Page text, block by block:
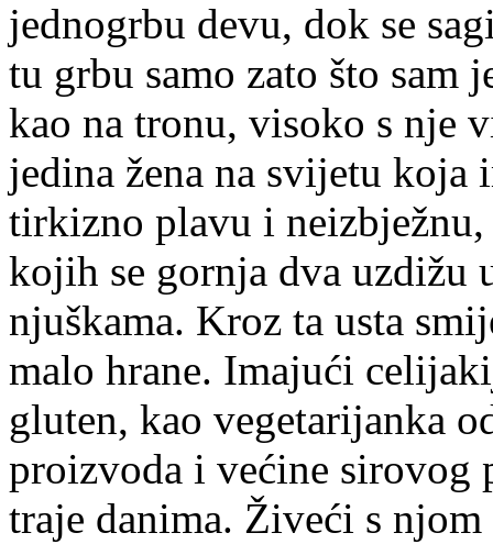
jednogrbu devu, dok
tu grbu samo zato što
kao na tronu, visoko s nje
jedina žena na svijetu
tirkizno plavu i
kojih se gornja dva uzdižu
njuškama. Kroz ta usta
malo hrane. Imajući
gluten, kao vegetarijanka
proizvoda i većine
traje danima. Živeći s